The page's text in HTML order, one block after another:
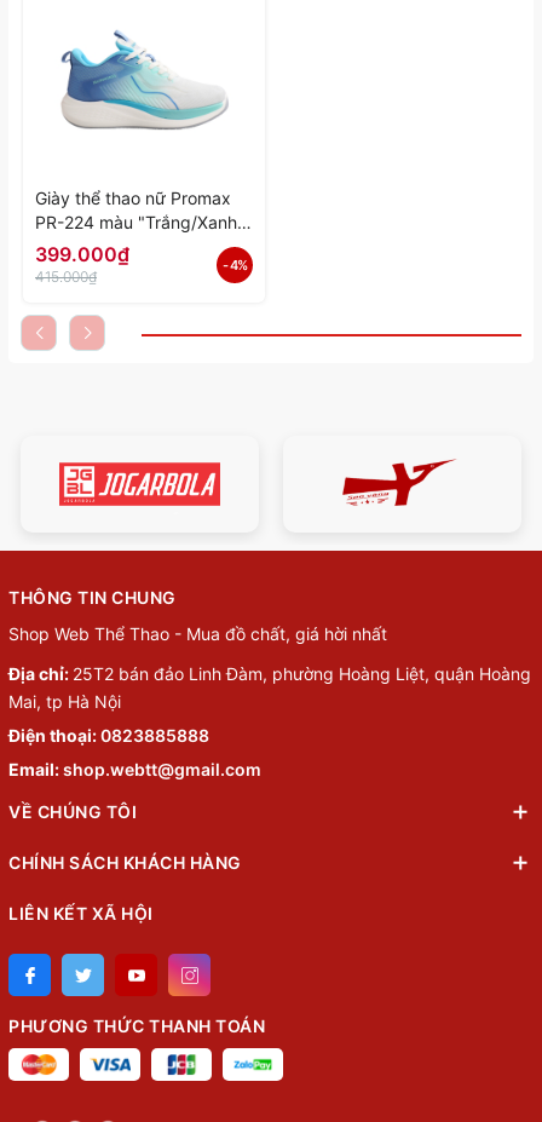
Giày thể thao nữ Promax
PR-224 màu "Trắng/Xanh"
PR-224-04 - Hàng Chính
Hãng
399.000₫
415.000₫
- 4%
THÔNG TIN CHUNG
Shop Web Thể Thao - Mua đồ chất, giá hời nhất
Địa chỉ: 25T2 bán đảo Linh Đàm, phường Hoàng Liệt, quận Hoàng
Mai, tp Hà Nội
Điện thoại:0823885888
Email:shop.webtt@gmail.com
VỀ CHÚNG TÔI
CHÍNH SÁCH KHÁCH HÀNG
LIÊN KẾT XÃ HỘI
PHƯƠNG THỨC THANH TOÁN